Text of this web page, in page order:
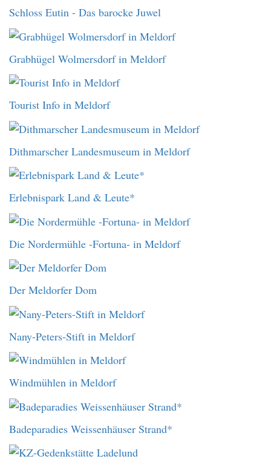
Schloss Eutin - Das barocke Juwel
Grabhügel Wolmersdorf in Meldorf
Tourist Info in Meldorf
Dithmarscher Landesmuseum in Meldorf
Erlebnispark Land & Leute*
Die Nordermühle -Fortuna- in Meldorf
Der Meldorfer Dom
Nany-Peters-Stift in Meldorf
Windmühlen in Meldorf
Badeparadies Weissenhäuser Strand*